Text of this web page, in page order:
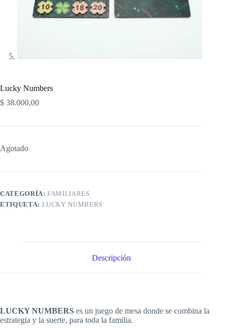
Lucky Numbers
$ 38.000,00
Agotado
CATEGORÍA:FAMILIARES
ETIQUETA: LUCKY NUMBERS
Descripción
LUCKY NUMBERS es un juego de mesa donde se combina la
estrategia y la suerte, para toda la familia.